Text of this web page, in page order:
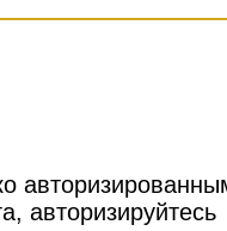
авторизируйтесь